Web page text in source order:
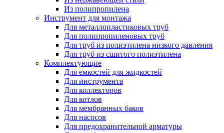
Из полипропилена
Инструмент для монтажа
Для металлопластиковых труб
Для полипропиленовых труб
Для труб из полиэтилена низкого давления
Для труб из сшитого полиэтилена
Комплектующие
Для емкостей для жидкостей
Для инструмента
Для коллекторов
Для котлов
Для мембранных баков
Для насосов
Для предохранительной арматуры